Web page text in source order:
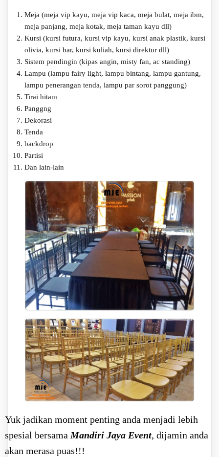
Meja (meja vip kayu, meja vip kaca, meja bulat, meja ibm,
meja panjang, meja kotak, meja taman kayu dll)
Kursi (kursi futura, kursi vip kayu, kursi anak plastik, kursi
olivia, kursi bar, kursi kuliah, kursi direktur dll)
Sistem pendingin (kipas angin, misty fan, ac standing)
Lampu (lampu fairy light, lampu bintang, lampu gantung,
lampu penerangan tenda, lampu par sorot panggung)
Tirai hitam
Panggng
Dekorasi
Tenda
backdrop
Partisi
Dan lain-lain
Yuk jadikan moment penting anda menjadi lebih
spesial bersama Mandiri Jaya Event, dijamin anda
akan merasa puas!!!